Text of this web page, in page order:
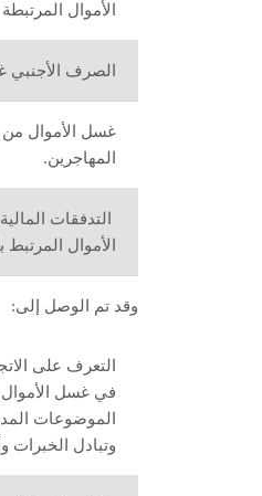
الأموال
الصرف الأجنبي
غسل الأموال من
المهاجرين.
التدفقات
الأموال المرتبط
وقد تم الوصل إلى:
التعرف على
في غسل الأموال
الموضوعات
وتبادل الخبرات